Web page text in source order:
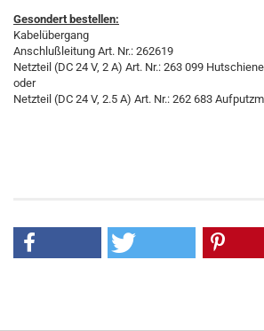
Gesondert bestellen:
Kabelübergang
Anschlußleitung Art. Nr.: 262619
Netzteil (DC 24 V, 2 A) Art. Nr.: 263 099
oder
Netzteil (DC 24 V, 2.5 A) Art. Nr.: 262 683